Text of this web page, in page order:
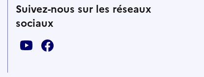
Suivez-nous sur les réseaux
sociaux